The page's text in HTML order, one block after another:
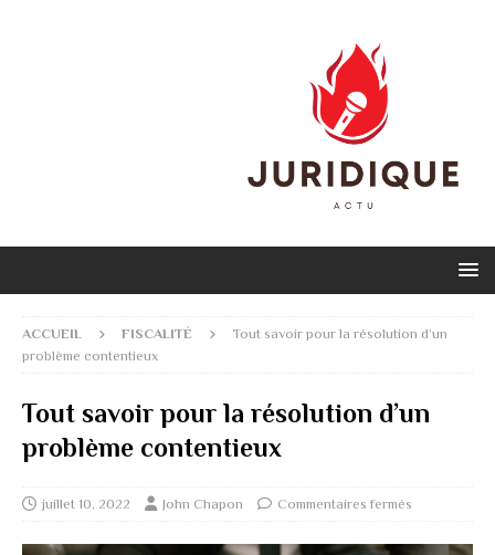
ACCUEIL FISCALITÉ
Tout savoir pour la résolution d’un
problème contentieux
Tout savoir pour la résolution d’un
problème contentieux
juillet 10, 2022 John Chapon Commentaires fermés